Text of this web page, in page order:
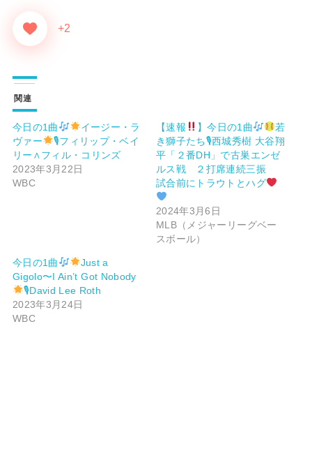
+2
関連
今日の1曲
イージー・ラ
ヴァー
🎙フィリップ・ベイ
リー∧フィル・コリンズ
2023年3月22日
WBC
【速報 】今日の1曲
若
き獅子たち🎙西城秀樹 大谷翔
平「２番DH」で古巣エンゼ
ルス戦 ２打席連続三振
試合前にトラウトとハグ
2024年3月6日
MLB（メジャーリーグベー
スボール）
今日の1曲
Just a
Gigolo〜I Ain’t Got Nobody
🎙David Lee Roth
2023年3月24日
WBC